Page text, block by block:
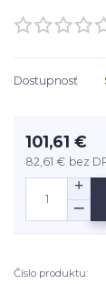
Dostupnosť
101,61 €
82,61 € bez
Číslo produktu: